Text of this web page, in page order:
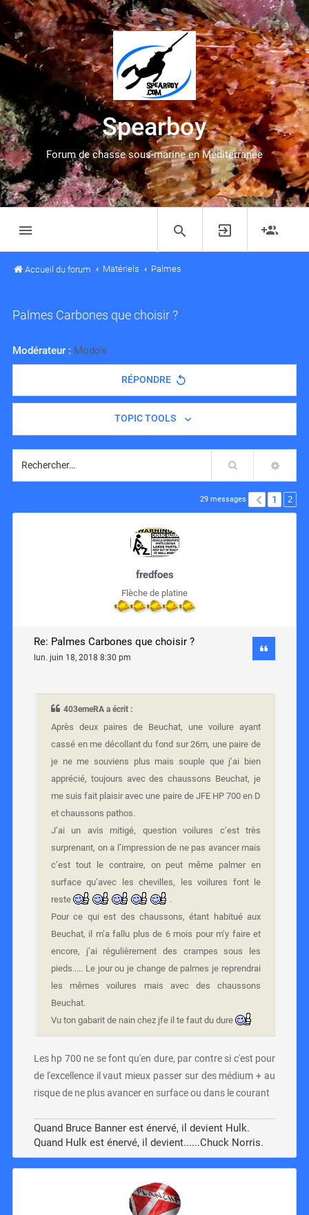
Spearboy
Forum de chasse sous-marine en Méditerranée
Accueil du forum Matériels Palmes
Palmes Carbones que choisir ?
Modérateur : Modo's
RÉPONDRE
TOPIC TOOLS
Rechercher
29 messages 1 2
fredfoes
Flèche de platine
Re: Palmes Carbones que choisir ?
lun. juin 18, 2018 8:30 pm
403emeRA a écrit :
Après deux paires de Beuchat, une voilure ayant
cassé en me décollant du fond sur 26m, une paire de
je ne me souviens plus mais souple que j’ai bien
apprécié, toujours avec des chaussons Beuchat, je
me suis fait plaisir avec une paire de JFE HP 700 en D
et chaussons pathos.
J’ai un avis mitigé, question voilures c’est très
surprenant, on a l’impression de ne pas avancer mais
c’est tout le contraire, on peut même palmer en
surface qu’avec les chevilles, les voilures font le
reste
.
Pour ce qui est des chaussons, étant habitué aux
Beuchat, il m’a fallu plus de 6 mois pour m’y faire et
encore, j’ai régulièrement des crampes sous les
pieds..... Le jour ou je change de palmes je reprendrai
les mêmes voilures mais avec des chaussons
Beuchat.
Vu ton gabarit de nain chez jfe il te faut du dure
Les hp 700 ne se font qu'en dure, par contre si c'est pour
de l'excellence il vaut mieux passer sur des médium + au
risque de ne plus avancer en surface ou dans le courant
Quand Bruce Banner est énervé, il devient Hulk.
Quand Hulk est énervé, il devient......Chuck Norris.